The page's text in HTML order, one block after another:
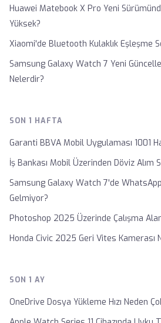
Huawei Matebook X Pro Yeni
Yüksek?
Xiaomi'de Bluetooth Kulaklık Eşleşme
Samsung Galaxy Watch 7 Yeni
Nelerdir?
SON 1 HAFTA
Garanti BBVA Mobil Uygulaması 1001
İş Bankası Mobil Üzerinden Döviz Alım
Samsung Galaxy Watch 7'de
Gelmiyor?
Photoshop 2025 Üzerinde Çalışma
Honda Civic 2025 Geri Vites Kamerası
SON 1 AY
OneDrive Dosya Yükleme Hızı Neden